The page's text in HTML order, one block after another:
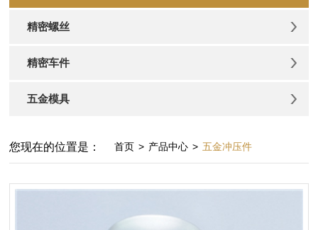
精密螺丝
精密车件
五金模具
您现在的位置是： 首页 > 产品中心 > 五金冲压件